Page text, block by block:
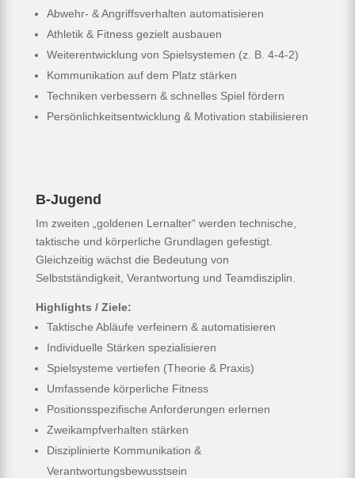
Abwehr- & Angriffsverhalten automatisieren
Athletik & Fitness gezielt ausbauen
Weiterentwicklung von Spielsystemen (z. B. 4-4-2)
Kommunikation auf dem Platz stärken
Techniken verbessern & schnelles Spiel fördern
Persönlichkeitsentwicklung & Motivation stabilisieren
B-Jugend
Im zweiten „goldenen Lernalter“ werden technische,
taktische und körperliche Grundlagen gefestigt.
Gleichzeitig wächst die Bedeutung von
Selbstständigkeit, Verantwortung und Teamdisziplin.
Highlights / Ziele:
Taktische Abläufe verfeinern & automatisieren
Individuelle Stärken spezialisieren
Spielsysteme vertiefen (Theorie & Praxis)
Umfassende körperliche Fitness
Positionsspezifische Anforderungen erlernen
Zweikampfverhalten stärken
Disziplinierte Kommunikation &
Verantwortungsbewusstsein